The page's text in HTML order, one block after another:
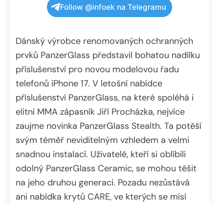
Follow @infoek na Telegramu
Dánský výrobce renomovaných ochranných
prvků PanzerGlass představil bohatou nadílku
příslušenství pro novou modelovou řadu
telefonů iPhone 17. V letošní nabídce
příslušenství PanzerGlass, na které spoléhá i
elitní MMA zápasník Jiří Procházka, nejvíce
zaujme novinka PanzerGlass Stealth. Ta potěší
svým téměř neviditelným vzhledem a velmi
snadnou instalací. Uživatelé, kteří si oblíbili
odolný PanzerGlass Ceramic, se mohou těšit
na jeho druhou generaci. Pozadu nezůstává
ani nabídka krytů CARE, ve kterých se mísí